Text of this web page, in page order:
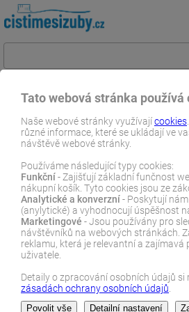
Tato webová stránka používá
Naše webové stránky využívajícookies
různé informace, které se ukládají ve
návštěvě webové stránky.
Používáme následující typy cookies:
Funkční- Zajišťují základní funčnost
nákupní košík. Tyto cookies jsou ze
Analytické a konverzní- Poskytují
(anylytické) a vyhodnocují úspěšnost
Marketingové - Jsou používány pro
návštěvníků na webových stránkách.
reklamu, která je relevantní a zajímavá
uživatele.
Detaily o zpracování osobních údajů si
zásadách ochrany osobních údajů
ČistímeSiZuby.cz E-shop
GC MI Paste plus
E-SHOP
GC MI Paste plus
Pravidelným používání zubního gelu GC
přirozenou minerální rovnováhu v
snížíte kazivost. Vnitřní část zubu,
Sklovina u mléčných zubů je méně
tudíž více náchylná k zubnímu kazu.
Zobrazit více…